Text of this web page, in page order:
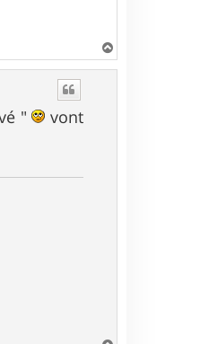
a
"
vont